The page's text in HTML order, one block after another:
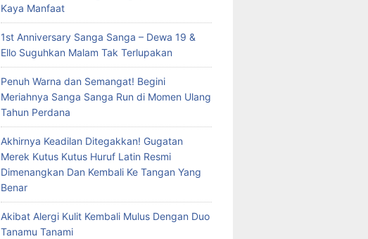
Kaya Manfaat
1st Anniversary Sanga Sanga – Dewa 19 &
Ello Suguhkan Malam Tak Terlupakan
Penuh Warna dan Semangat! Begini
Meriahnya Sanga Sanga Run di Momen Ulang
Tahun Perdana
Akhirnya Keadilan Ditegakkan! Gugatan
Merek Kutus Kutus Huruf Latin Resmi
Dimenangkan Dan Kembali Ke Tangan Yang
Benar
Akibat Alergi Kulit Kembali Mulus Dengan Duo
Tanamu Tanami